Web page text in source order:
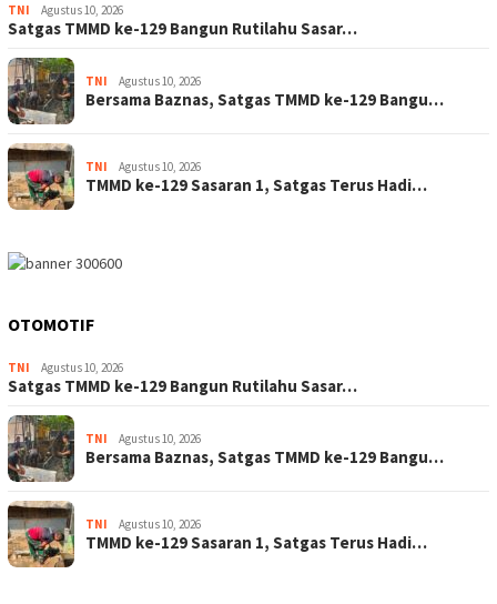
TNI Agustus 10, 2026
Satgas TMMD ke-129 Bangun Rutilahu Sasar…
TNI Agustus 10, 2026
Bersama Baznas, Satgas TMMD ke-129 Bangu…
TNI Agustus 10, 2026
TMMD ke-129 Sasaran 1, Satgas Terus Hadi…
OTOMOTIF
TNI Agustus 10, 2026
Satgas TMMD ke-129 Bangun Rutilahu Sasar…
TNI Agustus 10, 2026
Bersama Baznas, Satgas TMMD ke-129 Bangu…
TNI Agustus 10, 2026
TMMD ke-129 Sasaran 1, Satgas Terus Hadi…